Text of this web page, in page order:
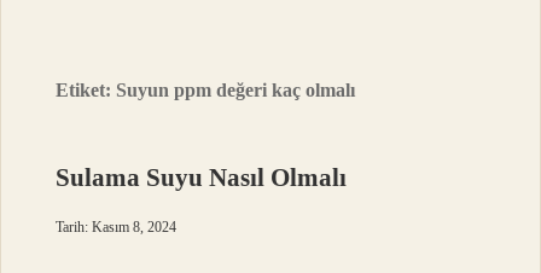
Etiket: Suyun ppm değeri kaç olmalı
Sulama Suyu Nasıl Olmalı
Tarih: Kasım 8, 2024